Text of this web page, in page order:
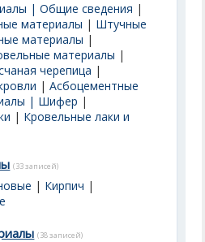
| Общие сведения |
материалы | Штучные
материалы |
материалы |
черепица |
|Асбоцементные
| Шифер |
| Кровельные лаки и
(33 записей)
| Кирпич |
(38 записей)